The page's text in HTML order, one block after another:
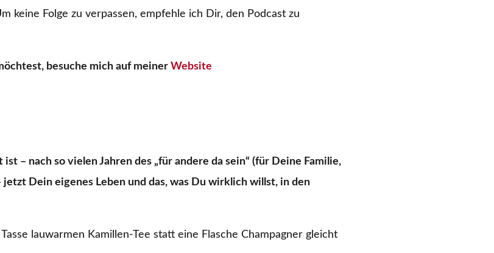
keine Folge zu verpassen, empfehle ich Dir, den Podcast zu
besuche mich auf meiner Website
– nach so vielen Jahren des „für andere da sein“ (für Deine Familie,
Dein eigenes Leben und das, was Du wirklich willst, in den
lauwarmen Kamillen-Tee statt eine Flasche Champagner gleicht